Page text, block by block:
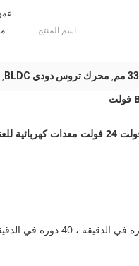
اسم المنتج:
, محرك تروس دودي BLDC ,